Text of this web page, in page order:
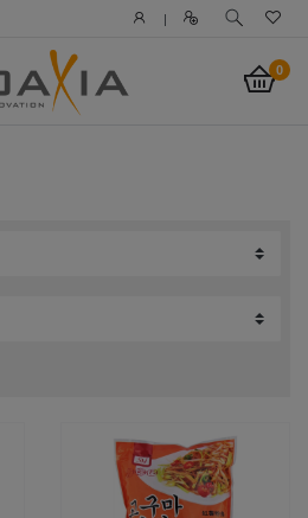
|
0